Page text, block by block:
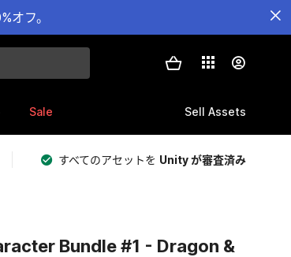
オフ。
Sale Sell Assets
すべてのアセットを Unity が審査済み
Bundle #1 - Dragon &